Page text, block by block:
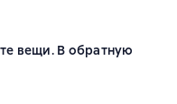
вещи. В обратную
основе 12 оценок